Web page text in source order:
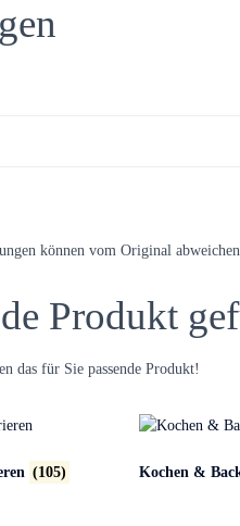
können vom Original abweichen
Produkt
das für Sie passende Produkt!
(105) Kochen &